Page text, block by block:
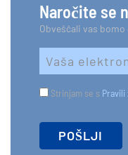
Naročite se
Obveščali vas
Strinjam se s Pravili